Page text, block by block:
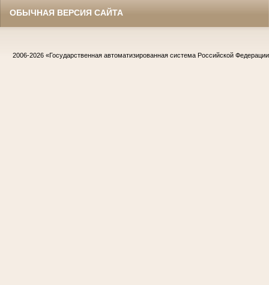
ОБЫЧНАЯ ВЕРСИЯ САЙТА
2006-2026 «Государственная автоматизированная система Российской